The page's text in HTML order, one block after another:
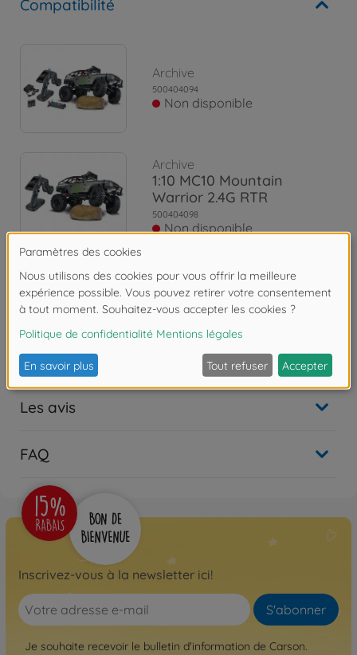
Compatibilité
Archive
500404094
Non disponible
Archive
1:10 MC10 Mountain
Warrior 2.4G RTR
500404098
Non disponible
Archive
1:10 MC-10 MB modèle X
2.4G 100% RTR
Non disponible
Les avis
FAQ
Inscrivez-vous à la newsletter ici!
S'abonner
Je souhaite recevoir le bulletin d'information de Carson.